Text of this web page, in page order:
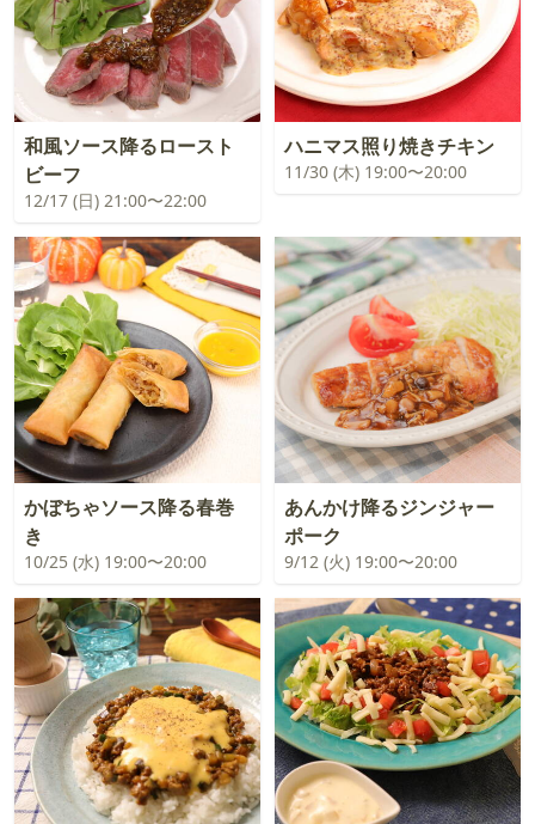
和風ソース降るロースト
ビーフ
12/17 (日) 21:00〜22:00
ハニマス照り焼きチキン
11/30 (木) 19:00〜20:00
かぼちゃソース降る春巻
き
10/25 (水) 19:00〜20:00
あんかけ降るジンジャー
ポーク
9/12 (火) 19:00〜20:00